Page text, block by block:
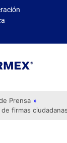
Prensa »
firmas